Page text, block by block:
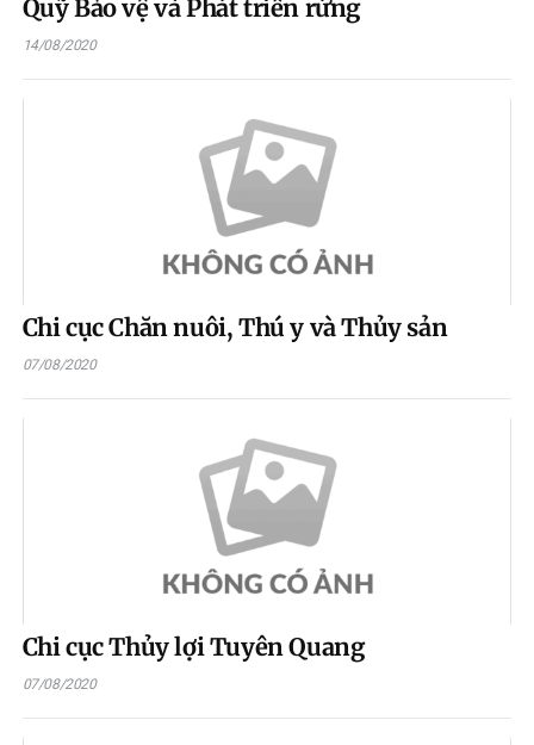
Quỹ Bảo vệ và Phát triển rừng
14/08/2020
Chi cục Chăn nuôi, Thú y và Thủy sản
07/08/2020
Chi cục Thủy lợi Tuyên Quang
07/08/2020